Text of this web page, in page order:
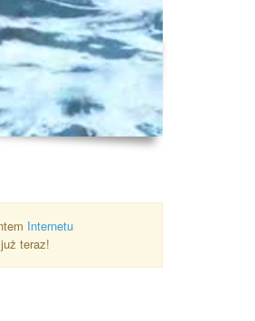
Internetu
teraz!